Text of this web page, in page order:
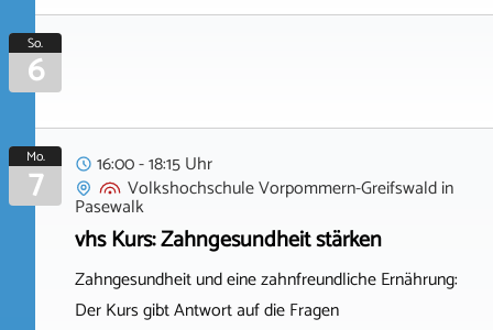
So.
6
Mo.
7
16:00 - 18:15 Uhr
Volkshochschule Vorpommern-Greifswaldin
Pasewalk
vhs Kurs: Zahngesundheit stärken
Zahngesundheit und eine zahnfreundliche Ernährung:
Der Kurs gibt Antwort auf die Fragen